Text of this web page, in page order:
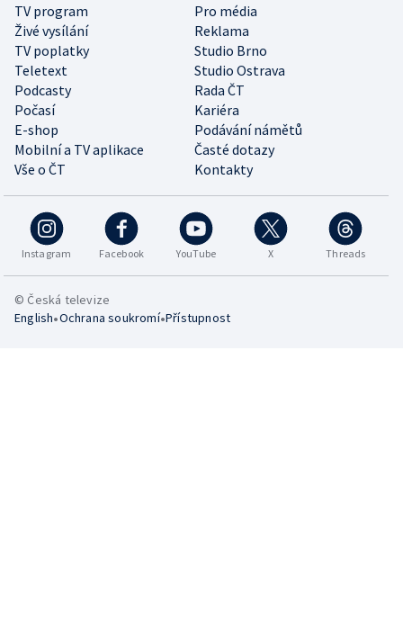
TV program
Pro média
Živé vysílání
Reklama
TV poplatky
Studio Brno
Teletext
Studio Ostrava
Podcasty
Rada ČT
Počasí
Kariéra
E-shop
Podávání námětů
Mobilní a TV aplikace
Časté dotazy
Vše o ČT
Kontakty
Instagram Facebook YouTube X Threads
© Česká televize
English•Ochrana soukromí•Přístupnost